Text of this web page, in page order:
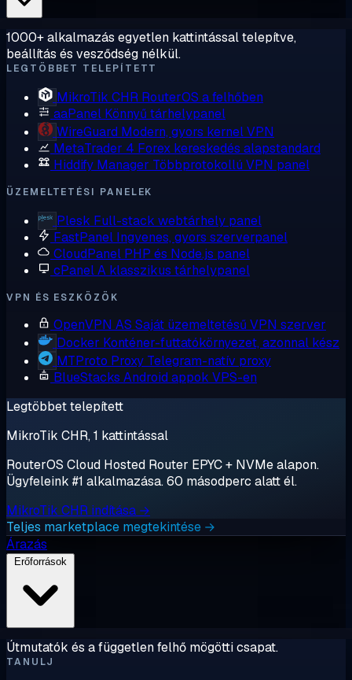
1000+ alkalmazás egyetlen kattintással telepítve,
beállítás és vesződség nélkül.
LEGTÖBBET TELEPÍTETT
MikroTik CHR RouterOS a felhőben
aaPanel Könnyű tárhelypanel
WireGuard Modern, gyors kernel VPN
MetaTrader 4 Forex kereskedés alapstandard
Hiddify Manager Többprotokollú VPN panel
ÜZEMELTETÉSI PANELEK
Plesk Full-stack webtárhely panel
FastPanel Ingyenes, gyors szerverpanel
CloudPanel PHP és Node.js panel
cPanelA klasszikus tárhelypanel
VPN ÉS ESZKÖZÖK
OpenVPN AS Saját üzemeltetésű VPN szerver
Docker Konténer-futtatókörnyezet, azonnal kész
MTProto Proxy Telegram-natív proxy
BlueStacks Android appok VPS-en
Legtöbbet telepített
MikroTik CHR, 1 kattintással
RouterOS Cloud Hosted Router EPYC + NVMe alapon.
Ügyfeleink #1 alkalmazása. 60 másodperc alatt él.
MikroTik CHR indítása →
Teljes marketplace megtekintése →
Árazás
Útmutatók és a független felhő mögötti csapat.
TANULJ